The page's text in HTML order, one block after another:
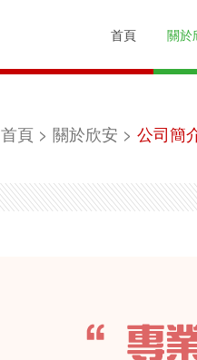
首頁 關於
首頁 關於欣安 公司簡